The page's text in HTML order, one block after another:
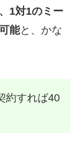
1対1のミー
能と、かな
約すれば40